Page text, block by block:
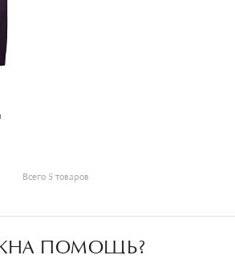
Всего 5 товаров
ПОМОЩЬ?